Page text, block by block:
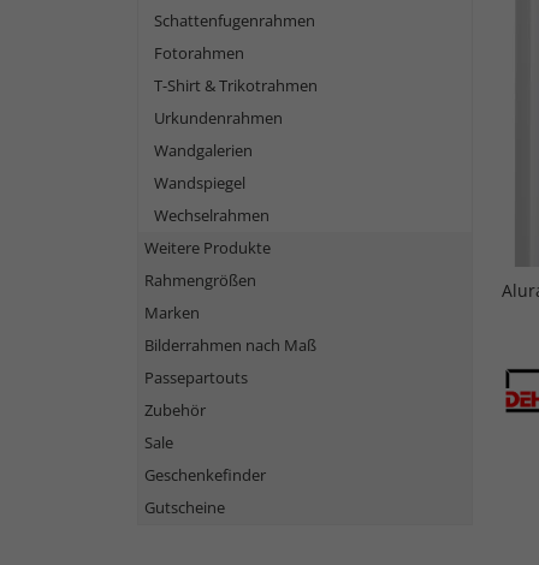
Schattenfugenrahmen
Fotorahmen
T-Shirt & Trikotrahmen
Urkundenrahmen
Wandgalerien
Wandspiegel
Wechselrahmen
Weitere Produkte
Rahmengrößen
Marken
Bilderrahmen nach Maß
Passepartouts
Zubehör
Sale
Geschenkefinder
Gutscheine